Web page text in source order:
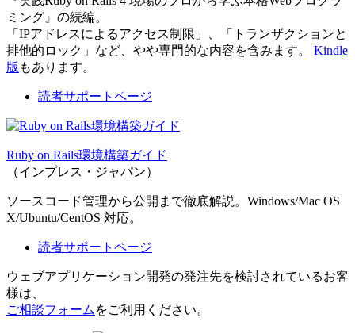
ミング』の続編。
「IPアドレスによるアクセス制限」、「トランザクションと
排他的ロック」など、やや専門的な内容を含みます。 Kindle
版 もあります。
読者サポートページ
Ruby on Rails環境構築ガイド
（インプレス・ジャパン）
ソースコード管理から公開まで徹底解説。Windows/Mac OS
X/Ubuntu/CentOS 対応。
読者サポートページ
ウェブアプリケーション開発の発注先を検討されているお客
様は、
ご相談フォーム をご利用ください。